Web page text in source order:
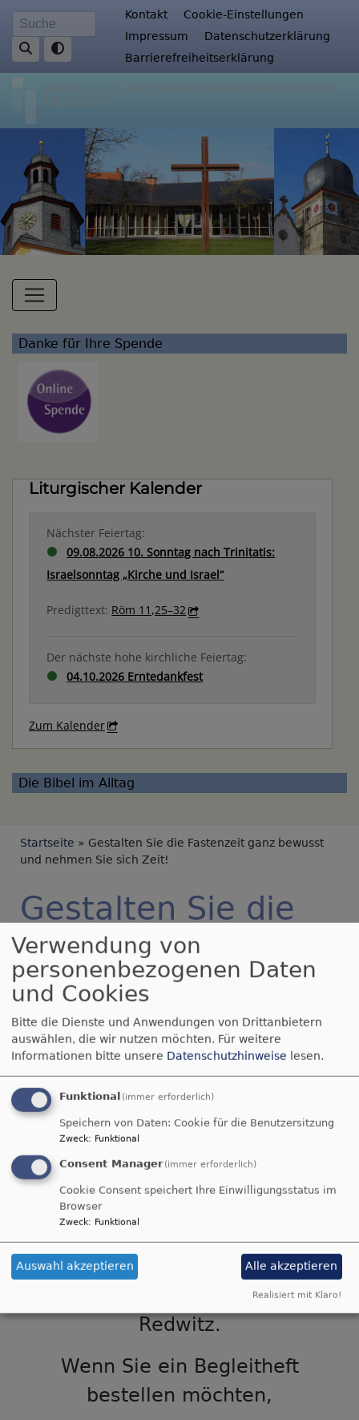
Direkt
zum
Inhalt
Suche Fußbereichsmenü
Kontakt
Cookie-Einstellungen
Impressum
Datenschutzerklärung
Barrierefreiheitserklärung
Hauptnavigation
Danke für Ihre Spende
Liturgischer Kalender
Nächster Feiertag:
09.08.2026 10. Sonntag nach Trinitatis:
Israelsonntag „Kirche und Israel“
Predigttext: Röm 11,25–32
Der nächste hohe kirchliche Feiertag:
04.10.2026 Erntedankfest
Zum Kalender
Die Bibel im Alltag
Breadcrumb
Startseite
Gestalten Sie die Fastenzeit ganz bewusst
und nehmen Sie sich Zeit!
Gestalten Sie die
Fastenzeit ganz
bewusst und
nehmen Sie sich
Zeit!
Ökumenische Alltagsexerzitien
Wir laden herzlich ein zum
ersten Treffen am 8. März
um 19.30 im evangelischen
Gemeindehaus in
Redwitz.
Wenn Sie ein Begleitheft
bestellen möchten,
Verwendung von
personenbezogenen Daten
und Cookies
Bitte die Dienste und Anwendungen von Drittanbietern
auswählen, die wir nutzen möchten. Für weitere
Informationen bitte unsere Datenschutzhinweise lesen.
Funktional (immer erforderlich)
Speichern von Daten: Cookie für die Benutzersitzung
Zweck: Funktional
Consent Manager (immer erforderlich)
Cookie Consent speichert Ihre Einwilligungsstatus im
Browser
Zweck: Funktional
Auswahl akzeptieren Alle akzeptieren
Realisiert mit Klaro!